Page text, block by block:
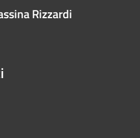
Rizzardi